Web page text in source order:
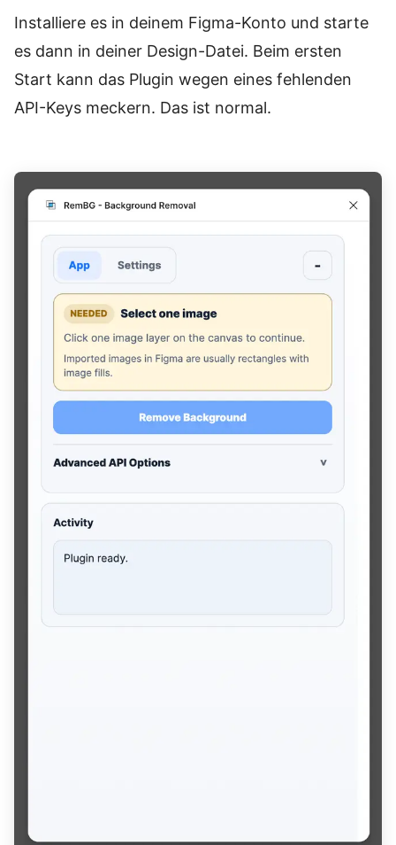
Installiere es in deinem Figma-Konto und starte
es dann in deiner Design-Datei. Beim ersten
Start kann das Plugin wegen eines fehlenden
API-Keys meckern. Das ist normal.